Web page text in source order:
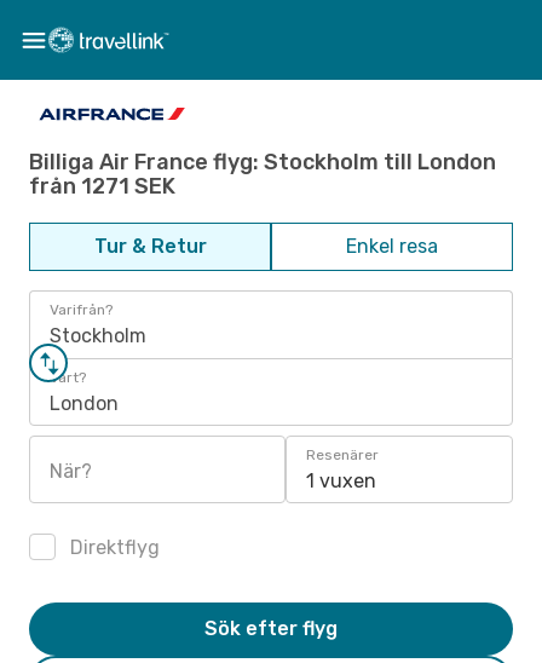
Billiga Air France flyg: Stockholm till London
från 1271 SEK
Tur & Retur Enkel resa
Varifrån?
Stockholm
Vart?
London
När?
Resenärer
1 vuxen
Direktflyg
Sök efter flyg